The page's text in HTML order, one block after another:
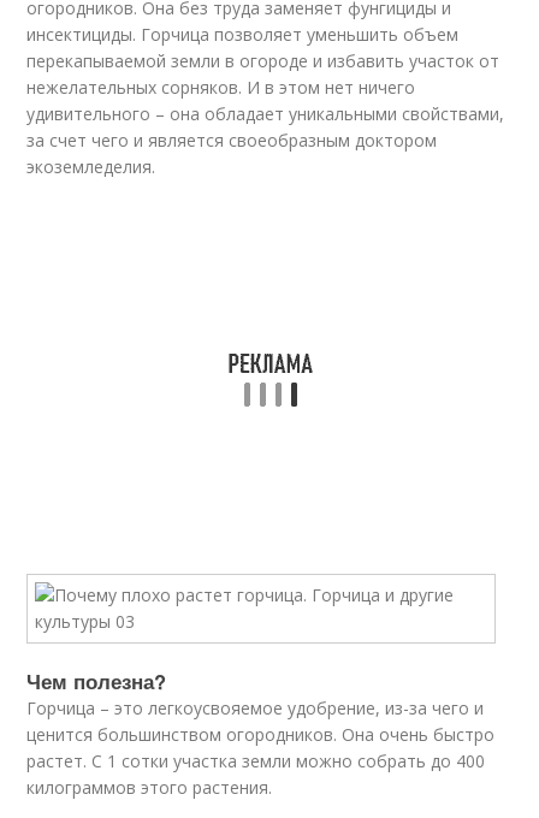
огородников. Она без труда заменяет фунгициды и
инсектициды. Горчица позволяет уменьшить объем
перекапываемой земли в огороде и избавить участок от
нежелательных сорняков. И в этом нет ничего
удивительного – она обладает уникальными свойствами,
за счет чего и является своеобразным доктором
экоземледелия.
Чем полезна?
Горчица – это легкоусвояемое удобрение, из-за чего и
ценится большинством огородников. Она очень быстро
растет. С 1 сотки участка земли можно собрать до 400
килограммов этого растения.